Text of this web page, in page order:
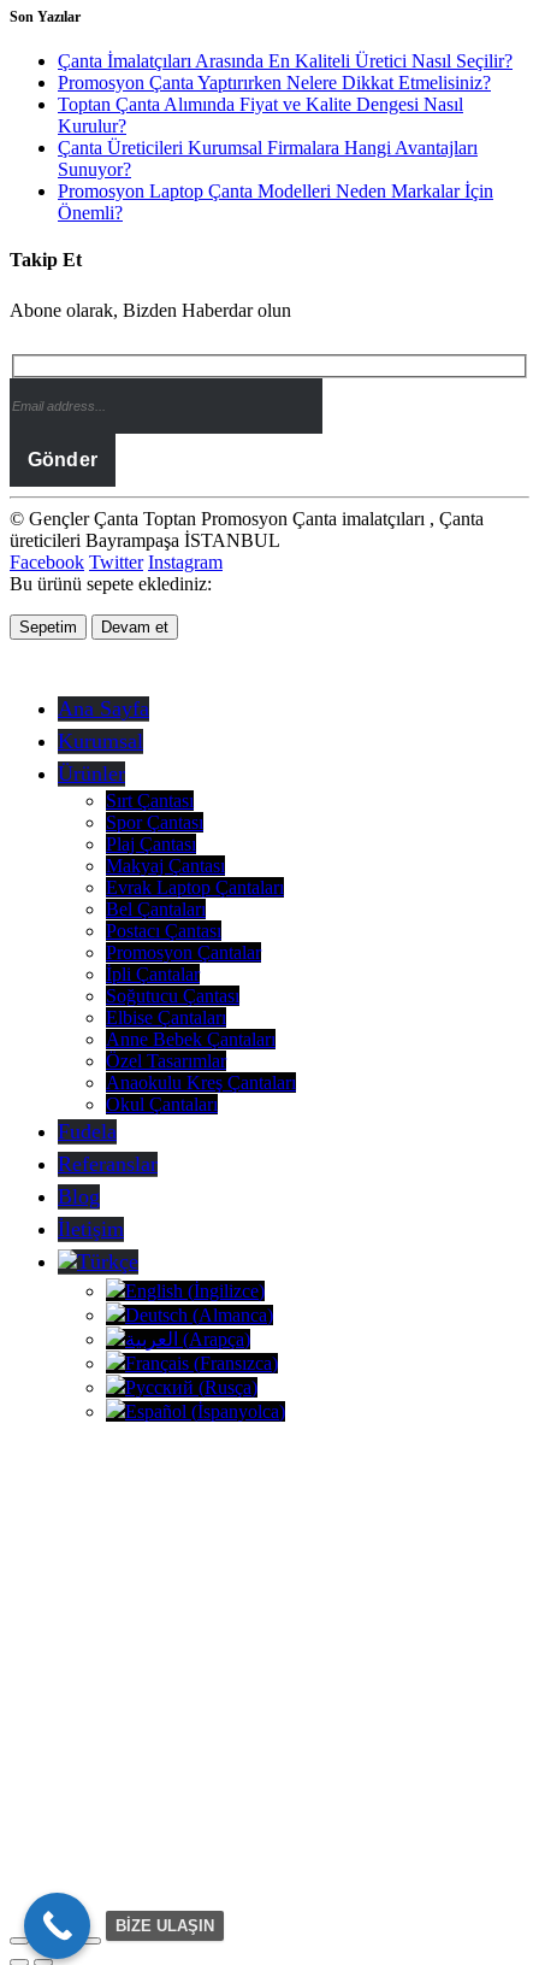
Son Yazılar
Çanta İmalatçıları Arasında En Kaliteli Üretici Nasıl Seçilir?
Promosyon Çanta Yaptırırken Nelere Dikkat Etmelisiniz?
Toptan Çanta Alımında Fiyat ve Kalite Dengesi Nasıl
Kurulur?
Çanta Üreticileri Kurumsal Firmalara Hangi Avantajları
Sunuyor?
Promosyon Laptop Çanta Modelleri Neden Markalar İçin
Önemli?
Takip Et
Abone olarak, Bizden Haberdar olun
© Gençler Çanta Toptan Promosyon Çanta imalatçıları , Çanta
üreticileri Bayrampaşa İSTANBUL
Facebook Twitter Instagram
Bu ürünü sepete eklediniz:
Sepetim Devam et
Ana Sayfa
Kurumsal
Ürünler
Sırt Çantası
Spor Çantası
Plaj Çantası
Makyaj Çantası
Evrak Laptop Çantaları
Bel Çantaları
Postacı Çantası
Promosyon Çantalar
İpli Çantalar
Soğutucu Çantası
Elbise Çantaları
Anne Bebek Çantaları
Özel Tasarımlar
Anaokulu Kreş Çantaları
Okul Çantaları
Fudela
Referanslar
Blog
İletişim
Türkçe
English (İngilizce)
Deutsch (Almanca)
العربية (Arapça)
Français (Fransızca)
Русский (Rusça)
Español (İspanyolca)
BİZE ULAŞIN